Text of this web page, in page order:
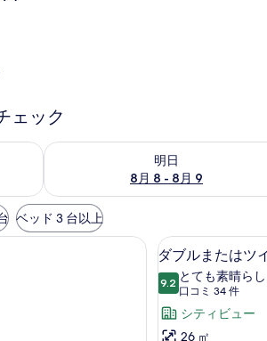
ェック
ェック
明日
8月 8 - 8月 9
明日 8月 8 - 8月 9 の空室状況をチ
ベッド 3 台以上
ルーム | セーフティボックス (室内)、デスク、遮
ダ
ブ
ル
ま
9
ダブルまたはツ
9.210 点中 9.2
とても素晴ら
口コミ 34 件
(口
コ
ミ
シティビュー
26 ㎡